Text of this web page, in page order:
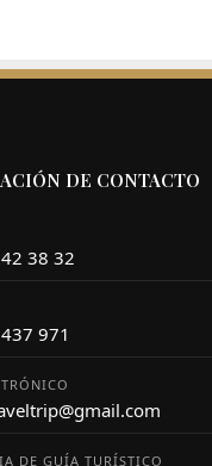
DE CONTACTO
38 32
971
DE GUÍA TURÍSTICO